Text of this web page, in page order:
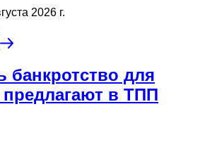
2026 г.
банкротство для
в ТПП